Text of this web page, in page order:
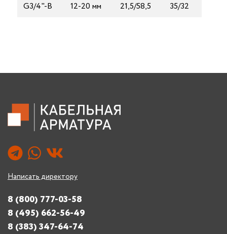
G3/4"-B
12-20 мм 21,5/58,5 35/32
Написать директору
8 (800) 777-03-58
8 (495) 662-56-49
8 (383) 347-64-74